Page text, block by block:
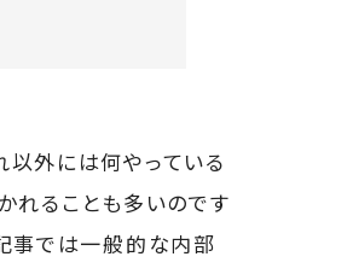
以外には何やっている
れることも多いのです
事では一般的な内部